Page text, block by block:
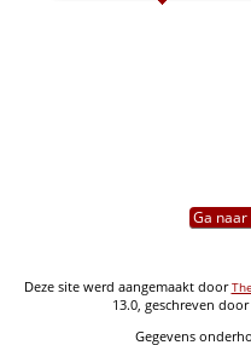
Ga naar
Deze site werd aangemaakt door
13.0, geschreven
Gegevens